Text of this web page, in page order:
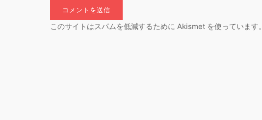
このサイトはスパムを低減するために Akismet を使っています。